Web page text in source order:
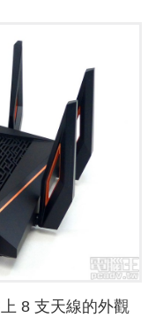
8 支天線的外觀